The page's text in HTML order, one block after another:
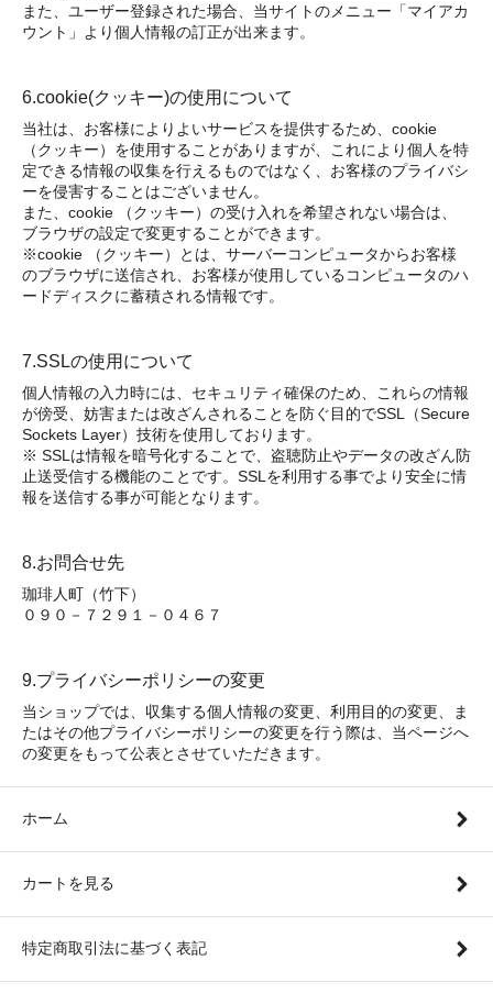
また、ユーザー登録された場合、当サイトのメニュー「マイアカ
ウント」より個人情報の訂正が出来ます。
6.cookie(クッキー)の使用について
当社は、お客様によりよいサービスを提供するため、cookie
（クッキー）を使用することがありますが、これにより個人を特
定できる情報の収集を行えるものではなく、お客様のプライバシ
ーを侵害することはございません。
また、cookie （クッキー）の受け入れを希望されない場合は、
ブラウザの設定で変更することができます。
※cookie （クッキー）とは、サーバーコンピュータからお客様
のブラウザに送信され、お客様が使用しているコンピュータのハ
ードディスクに蓄積される情報です。
7.SSLの使用について
個人情報の入力時には、セキュリティ確保のため、これらの情報
が傍受、妨害または改ざんされることを防ぐ目的でSSL（Secure
Sockets Layer）技術を使用しております。
※ SSLは情報を暗号化することで、盗聴防止やデータの改ざん防
止送受信する機能のことです。SSLを利用する事でより安全に情
報を送信する事が可能となります。
8.お問合せ先
珈琲人町（竹下）
０９０－７２９１－０４６７
9.プライバシーポリシーの変更
当ショップでは、収集する個人情報の変更、利用目的の変更、ま
たはその他プライバシーポリシーの変更を行う際は、当ページへ
の変更をもって公表とさせていただきます。
ホーム
カートを見る
特定商取引法に基づく表記